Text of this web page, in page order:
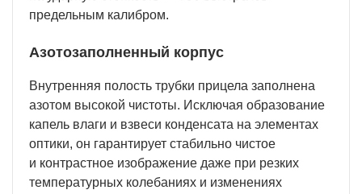
предельным калибром.
Азотозаполненный корпус
Внутренняя полость трубки прицела заполнена
азотом высокой чистоты. Исключая образование
капель влаги и взвеси конденсата на элементах
оптики, он гарантирует стабильно чистое
и контрастное изображение даже при резких
температурных колебаниях и изменениях